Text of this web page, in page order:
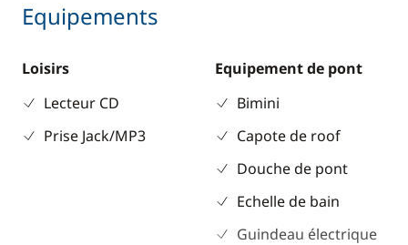
Equipements
Loisirs
Lecteur CD
Prise Jack/MP3
Equipement de pont
Bimini
Capote de roof
Douche de pont
Echelle de bain
Guindeau électrique